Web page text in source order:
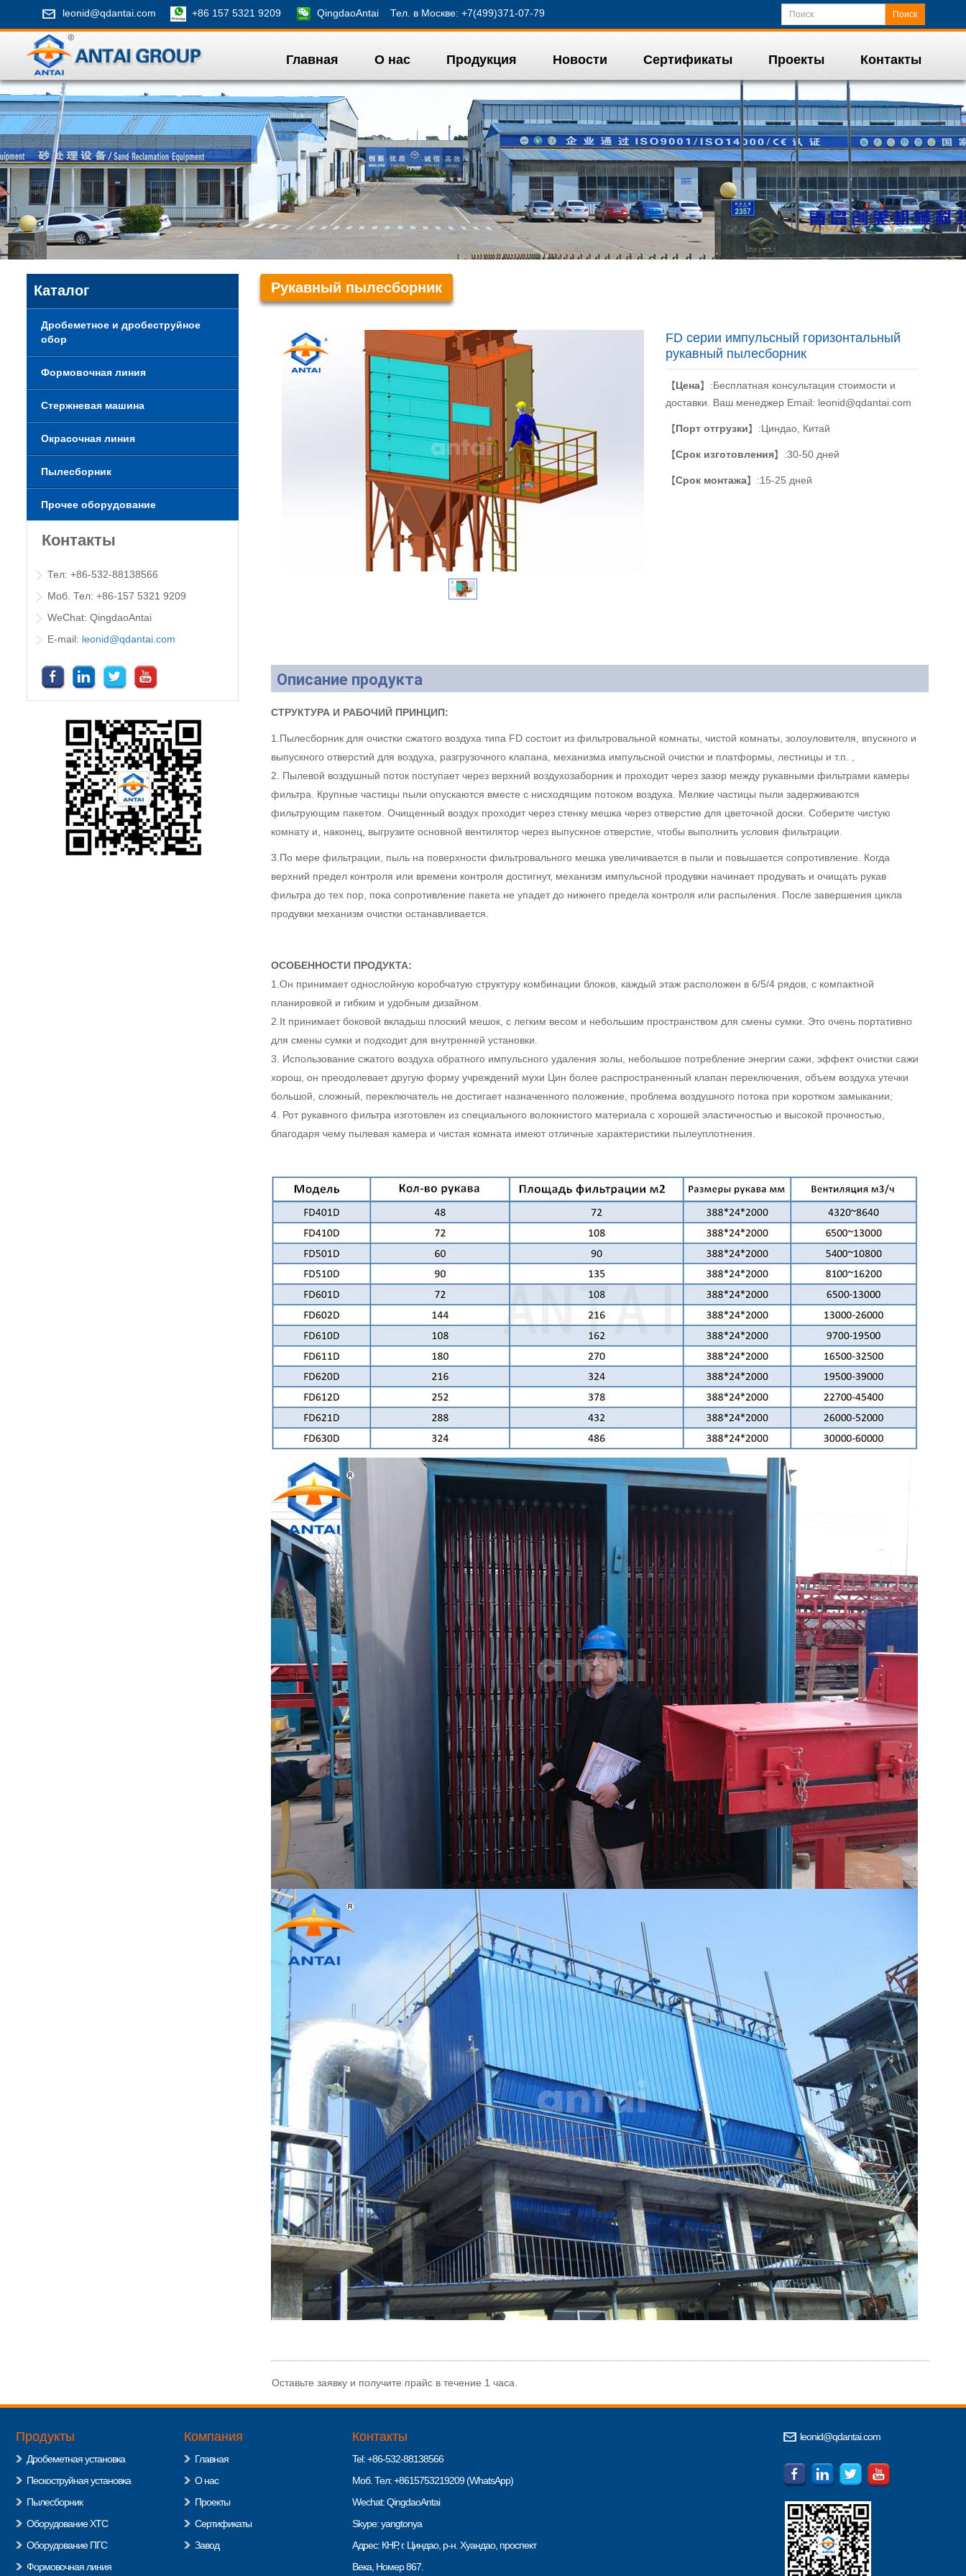
leonid@qdantai.com +86 157 5321 9209 QingdaoAntai Тел. в Москве: +7(499)371-07-79 Поиск
Главная О нас Продукция Новости Сертификаты Проекты Контакты
Рукавный пылесборник
FD серии импульсный горизонтальный
рукавный пылесборник
【Цена】:Бесплатная консультация стоимости и
доставки. Ваш менеджер Email: leonid@qdantai.com
【Порт отгрузки】:Циндао, Китай
【Срок изготовления】:30-50 дней
【Срок монтажа】:15-25 дней
Описание продукта
СТРУКТУРА И РАБОЧИЙ ПРИНЦИП:
1.Пылесборник для очистки сжатого воздуха типа FD состоит из фильтровальной комнаты, чистой комнаты, золоуловителя, впускного и
выпускного отверстий для воздуха, разгрузочного клапана, механизма импульсной очистки и платформы, лестницы и т.п. ,
2. Пылевой воздушный поток поступает через верхний воздухозаборник и проходит через зазор между рукавными фильтрами камеры
фильтра. Крупные частицы пыли опускаются вместе с нисходящим потоком воздуха. Мелкие частицы пыли задерживаются
фильтрующим пакетом. Очищенный воздух проходит через стенку мешка через отверстие для цветочной доски. Соберите чистую
комнату и, наконец, выгрузите основной вентилятор через выпускное отверстие, чтобы выполнить условия фильтрации.
3.По мере фильтрации, пыль на поверхности фильтровального мешка увеличивается в пыли и повышается сопротивление. Когда
верхний предел контроля или времени контроля достигнут, механизм импульсной продувки начинает продувать и очищать рукав
фильтра до тех пор, пока сопротивление пакета не упадет до нижнего предела контроля или распыления. После завершения цикла
продувки механизм очистки останавливается.
ОСОБЕННОСТИ ПРОДУКТА:
1.Он принимает однослойную коробчатую структуру комбинации блоков, каждый этаж расположен в 6/5/4 рядов, с компактной
планировкой и гибким и удобным дизайном.
2.It принимает боковой вкладыш плоский мешок, с легким весом и небольшим пространством для смены сумки. Это очень портативно
для смены сумки и подходит для внутренней установки.
3. Использование сжатого воздуха обратного импульсного удаления золы, небольшое потребление энергии сажи, эффект очистки сажи
хорош, он преодолевает другую форму учреждений мухи Цин более распространенный клапан переключения, объем воздуха утечки
большой, сложный, переключатель не достигает назначенного положение, проблема воздушного потока при коротком замыкании;
4. Рот рукавного фильтра изготовлен из специального волокнистого материала с хорошей эластичностью и высокой прочностью,
благодаря чему пылевая камера и чистая комната имеют отличные характеристики пылеуплотнения.
Оставьте заявку и получите прайс в течение 1 часа.
Каталог
Дробеметное и дробеструйное
обор
Формовочная линия
Стержневая машина
Окрасочная линия
Пылесборник
Прочее оборудование
Контакты
Тел: +86-532-88138566
Моб. Тел: +86-157 5321 9209
WeChat: QingdaoAntai
E-mail: leonid@qdantai.com
Продукты
Дробеметная установка
Пескоструйная установка
Пылесборник
Оборудование ХТС
Оборудование ПГС
Формовочная линия
Компания
Главная
О нас
Проекты
Сертификаты
Завод
Контакты
Tel: +86-532-88138566
Моб. Тел: +8615753219209 (WhatsApp)
Wechat: QingdaoAntai
Skype: yangtonya
Адрес: КНР, г. Циндао, р-н. Хуандао, проспект
Века, Номер 867.
leonid@qdantai.com